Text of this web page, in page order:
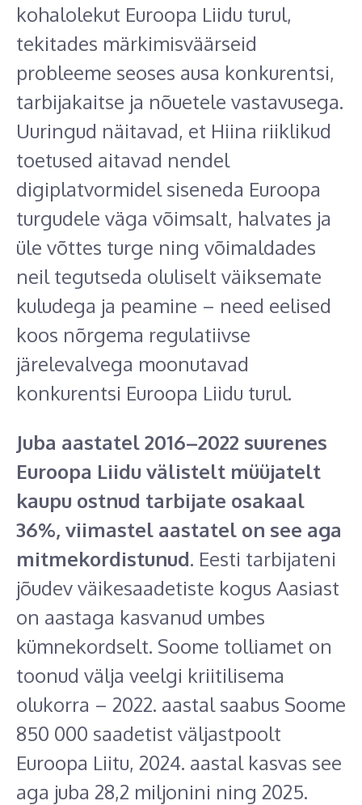
kohalolekut Euroopa Liidu turul,
tekitades märkimisväärseid
probleeme seoses ausa konkurentsi,
tarbijakaitse ja nõuetele vastavusega.
Uuringud näitavad, et Hiina riiklikud
toetused aitavad nendel
digiplatvormidel siseneda Euroopa
turgudele väga võimsalt, halvates ja
üle võttes turge ning võimaldades
neil tegutseda oluliselt väiksemate
kuludega ja peamine – need eelised
koos nõrgema regulatiivse
järelevalvega moonutavad
konkurentsi Euroopa Liidu turul.
Juba aastatel 2016–2022 suurenes
Euroopa Liidu välistelt müüjatelt
kaupu ostnud tarbijate osakaal
36%, viimastel aastatel on see aga
mitmekordistunud. Eesti tarbijateni
jõudev väikesaadetiste kogus Aasiast
on aastaga kasvanud umbes
kümnekordselt. Soome tolliamet on
toonud välja veelgi kriitilisema
olukorra – 2022. aastal saabus Soome
850 000 saadetist väljastpoolt
Euroopa Liitu, 2024. aastal kasvas see
aga juba 28,2 miljonini ning 2025.